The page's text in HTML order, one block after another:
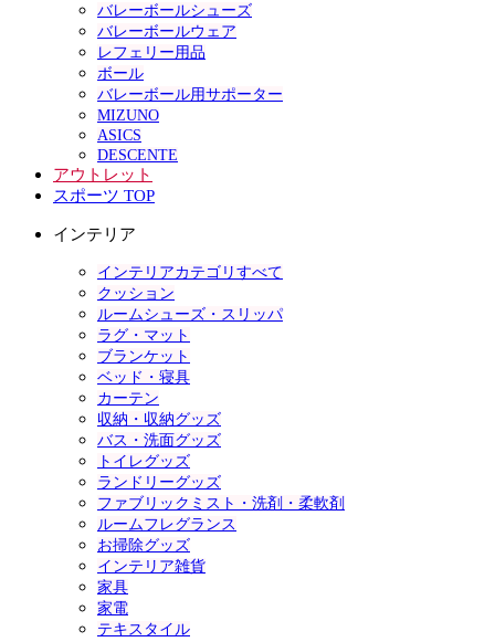
バレーボールシューズ
バレーボールウェア
レフェリー用品
ボール
バレーボール用サポーター
MIZUNO
ASICS
DESCENTE
アウトレット
スポーツ TOP
インテリア
インテリアカテゴリすべて
クッション
ルームシューズ・スリッパ
ラグ・マット
ブランケット
ベッド・寝具
カーテン
収納・収納グッズ
バス・洗面グッズ
トイレグッズ
ランドリーグッズ
ファブリックミスト・洗剤・柔軟剤
ルームフレグランス
お掃除グッズ
インテリア雑貨
家具
家電
テキスタイル